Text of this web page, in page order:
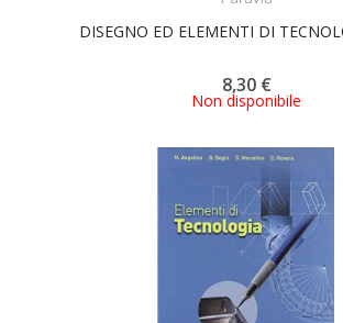
DISEGNO ED ELEMENTI DI
8,30 €
Non disponibile